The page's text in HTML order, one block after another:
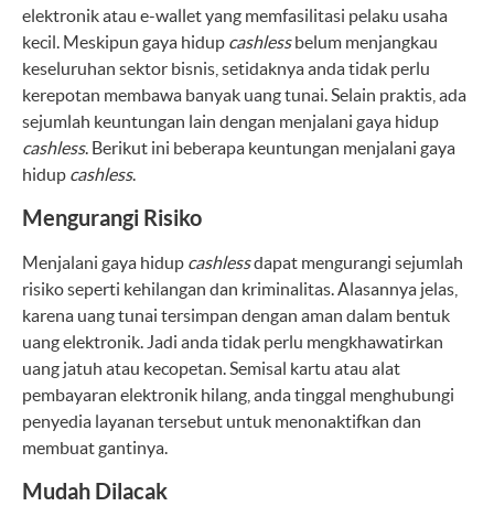
elektronik atau e-wallet yang memfasilitasi pelaku usaha
kecil. Meskipun gaya hidup cashlessbelum menjangkau
keseluruhan sektor bisnis, setidaknya anda tidak perlu
kerepotan membawa banyak uang tunai. Selain praktis, ada
sejumlah keuntungan lain dengan menjalani gaya hidup
cashless. Berikut ini beberapa keuntungan menjalani gaya
hidup cashless.
Mengurangi Risiko
Menjalani gaya hidup cashlessdapat mengurangi sejumlah
risiko seperti kehilangan dan kriminalitas. Alasannya jelas,
karena uang tunai tersimpan dengan aman dalam bentuk
uang elektronik. Jadi anda tidak perlu mengkhawatirkan
uang jatuh atau kecopetan. Semisal kartu atau alat
pembayaran elektronik hilang, anda tinggal menghubungi
penyedia layanan tersebut untuk menonaktifkan dan
membuat gantinya.
Mudah Dilacak